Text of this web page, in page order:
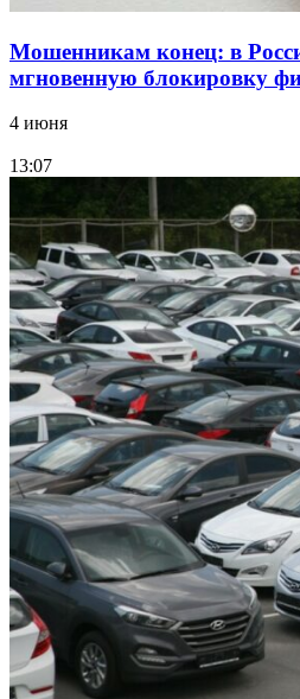
Мошенникам конец: в
мгновенную блокировку
4 июня
13:07